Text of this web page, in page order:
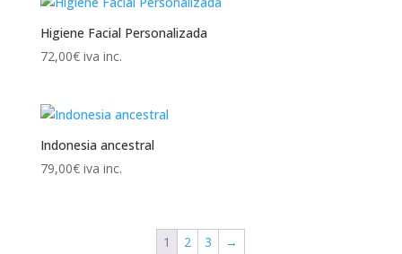
Higiene Facial Personalizada
72,00€ iva inc.
Indonesia ancestral
79,00€ iva inc.
1 2 3 →